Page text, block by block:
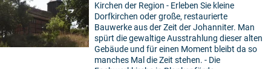
Kirchen der Region - Erleben Sie kleine
Dorfkirchen oder große, restaurierte
Bauwerke aus der Zeit der Johanniter. Man
spürt die gewaltige Ausstrahlung dieser alten
Gebäude und für einen Moment bleibt da so
manches Mal die Zeit stehen. - Die